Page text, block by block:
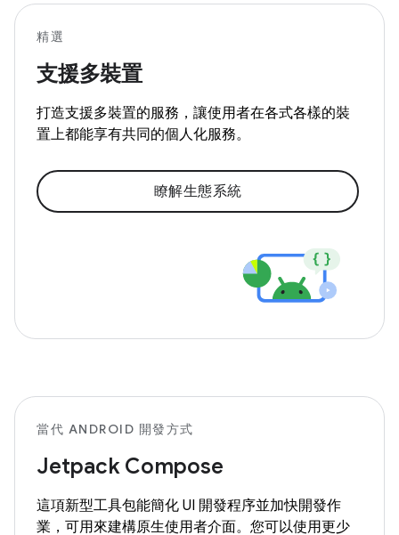
精選
支援多裝置
打造支援多裝置的服務，讓使用者在各式各樣的裝
置上都能享有共同的個人化服務。
瞭解生態系統
當代 ANDROID 開發方式
Jetpack Compose
這項新型工具包能簡化 UI 開發程序並加快開發作
業，可用來建構原生使用者介面。您可以使用更少